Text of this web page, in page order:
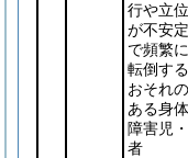
行や立位
が不安定
で頻繁に
転倒する
おそれの
ある身体
障害児・
者